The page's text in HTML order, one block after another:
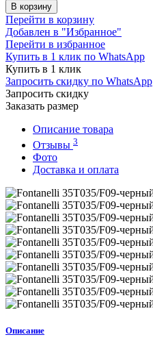
В корзину
Перейти в корзину
Добавлен в "Избранное"
Перейти в избранное
Купить в 1 клик по WhatsApp
Купить в 1 клик
Запросить скидку по WhatsApp
Запросить скидку
Заказать размер
Описание товара
Отзывы 3
Фото
Доставка и оплата
Описание